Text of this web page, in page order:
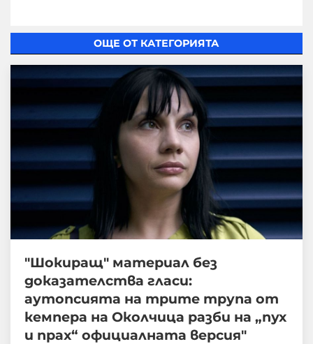
ОЩЕ ОТ КАТЕГОРИЯТА
"Шокиращ" материал без
доказателства гласи:
аутопсията на трите трупа от
кемпера на Околчица разби на „пух
и прах“ официалната версия"